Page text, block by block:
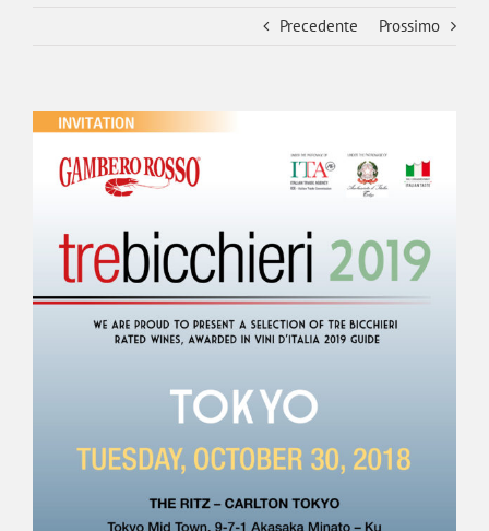
Precedente Prossimo
Ingrandisci